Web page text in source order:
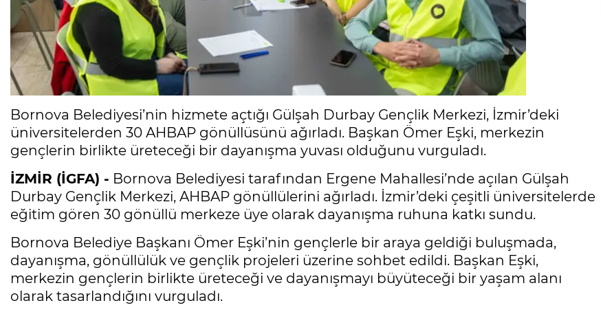
Bornova Belediyesi’nin hizmete açtığı Gülşah Durbay Gençlik Merkezi, İzmir’deki
üniversitelerden 30 AHBAP gönüllüsünü ağırladı. Başkan Ömer Eşki, merkezin
gençlerin birlikte üreteceği bir dayanışma yuvası olduğunu vurguladı.
İZMİR (İGFA) - Bornova Belediyesi tarafından Ergene Mahallesi’nde açılan Gülşah
Durbay Gençlik Merkezi, AHBAP gönüllülerini ağırladı. İzmir’deki çeşitli üniversitelerde
eğitim gören 30 gönüllü merkeze üye olarak dayanışma ruhuna katkı sundu.
Bornova Belediye Başkanı Ömer Eşki’nin gençlerle bir araya geldiği buluşmada,
dayanışma, gönüllülük ve gençlik projeleri üzerine sohbet edildi. Başkan Eşki,
merkezin gençlerin birlikte üreteceği ve dayanışmayı büyüteceği bir yaşam alanı
olarak tasarlandığını vurguladı.